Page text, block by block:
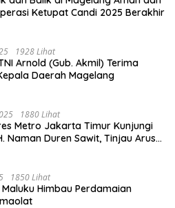
Ketupat Candi 2025 Berakhir
1928 Lihat
Arnold (Gub. Akmil) Terima
Daerah Magelang
1880 Lihat
Metro Jakarta Timur Kunjungi
Naman Duren Sawit, Tinjau Arus
1850 Lihat
Himbau Perdamaian